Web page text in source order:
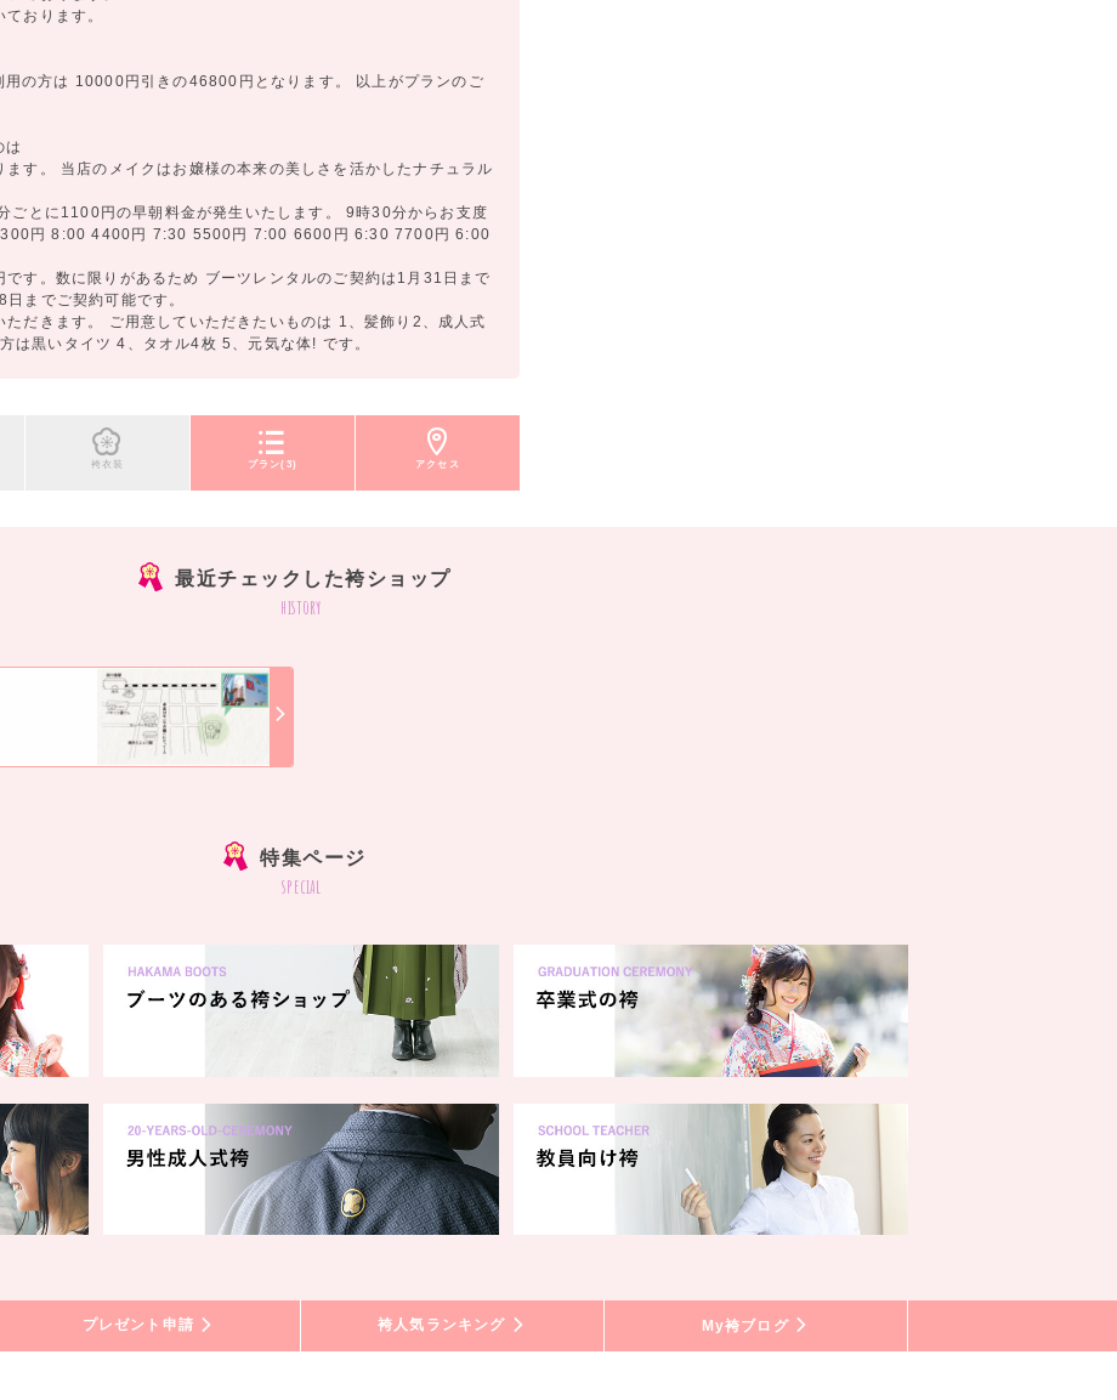
おります。
用の方は 10000円引きの46800円となります。 以上がプランのご
は
す。 当店のメイクはお嬢様の本来の美しさを活かしたナチュラル
ごとに1100円の早朝料金が発生いたします。 9時30分からお支度
円 8:00 4400円 7:30 5500円 7:00 6600円 6:30 7700円 6:00
す。数に限りがあるため ブーツレンタルのご契約は1月31日まで
までご契約可能です。
だきます。 ご用意していただきたいものは 1、髪飾り2、成人式
は黒いタイツ 4、タオル4枚 5、元気な体! です。
袴衣装 プラン(3) アクセス
最近チェックした袴ショップ
history
特集ページ
special
プレゼント申請 袴人気ランキング My袴ブログ